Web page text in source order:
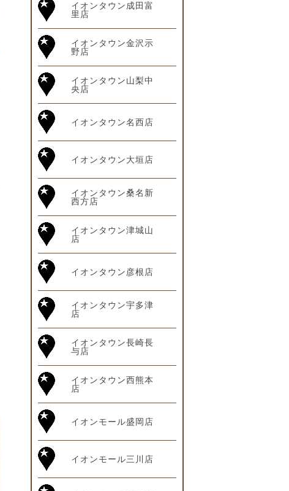
イオンタウン成田富
里店
イオンタウン金沢示
野店
イオンタウン山梨中
央店
イオンタウン名西店
イオンタウン大垣店
イオンタウン桑名新
西方店
イオンタウン津城山
店
イオンタウン彦根店
イオンタウン宇多津
店
イオンタウン長崎長
与店
イオンタウン西熊本
店
イオンモール盛岡店
イオンモール三川店